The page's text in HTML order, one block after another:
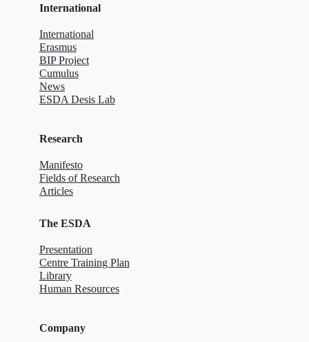
International
International
Erasmus
BIP Project
Cumulus
News
ESDA Desis Lab
Research
Manifesto
Fields of Research
Articles
The ESDA
Presentation
Centre Training Plan
Library
Human Resources
Company